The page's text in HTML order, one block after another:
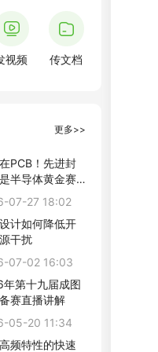
视频 传文档
更多>>
PCB！先进封
半导体黄金赛
07-27 18:02
计如何降低开
干扰
07-02 16:03
年第十九届成图
赛直播讲解
05-20 11:34
频特性的快速